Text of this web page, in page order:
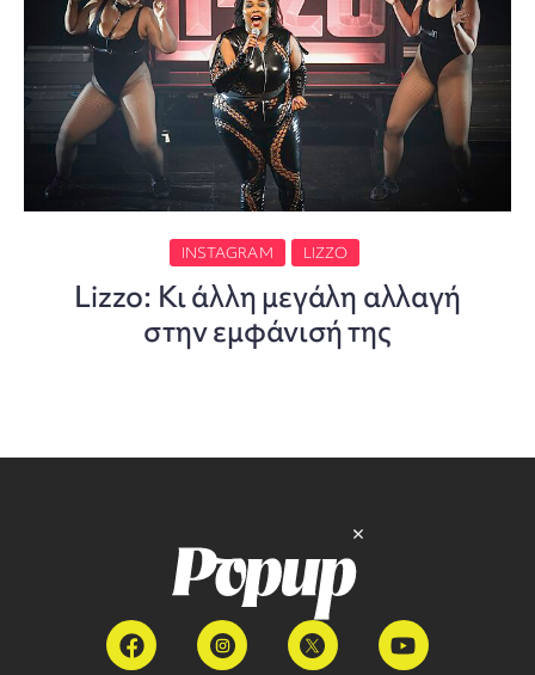
INSTAGRAM LIZZO
Lizzo: Κι άλλη μεγάλη αλλαγή
στην εμφάνισή της